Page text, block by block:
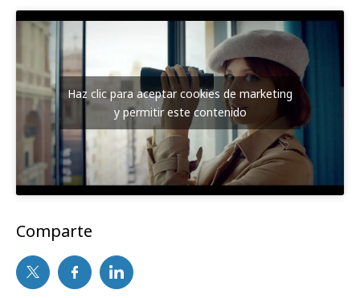
Haz clic para aceptar cookies de marketing
y permitir este contenido
Comparte